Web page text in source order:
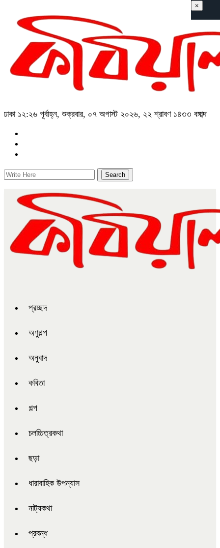
ঢাকা ১২:২৬ পূর্বাহ্ন, শুক্রবার, ০৭ অগাস্ট ২০২৬, ২২ শ্রাবণ ১৪৩৩ বঙ্গাব্দ
প্রচ্ছদ
অণুগল্প
অনুবাদ
কবিতা
গল্প
চলচ্চিত্রকথা
ছড়া
ধারাবাহিক উপন্যাস
নাট্যকথা
প্রবন্ধ
×